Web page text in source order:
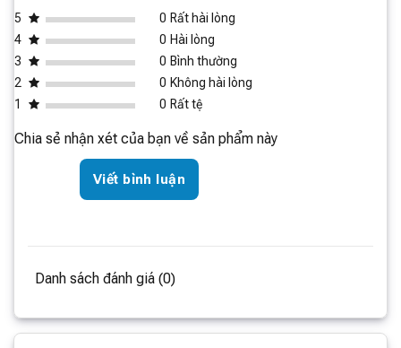
Khối lượng dàn
lạnh
10.5 kg
Khối lượng dàn
nóng
26 kg
Phương thức điều
Điều khiển từ xa, ứng dụng Mi
Home, giọng nói Xiao Ai
5 0 Rất hài lòng
4
0 Hài lòng
3
0 Bình thường
2
0 Không hài lòng
1
0 Rất tệ
Chia sẻ nhận xét của bạn về sản phẩm này
Viết bình luận
Danh sách đánh giá (0)